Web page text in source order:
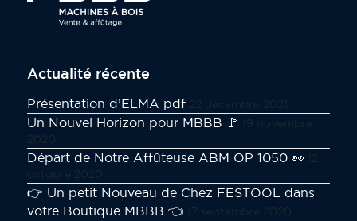
Actualité récente
Présentation d’ELMA pdf 22 décembre 2021
Un Nouvel Horizon pour MBBB 🚩
19 novembre
2020
Départ de Notre Affûteuse ABM OP 1050 👀
12
octobre 2020
👉 Un petit Nouveau de Chez FESTOOL dans
votre Boutique MBBB 👈
17 septembre 2020